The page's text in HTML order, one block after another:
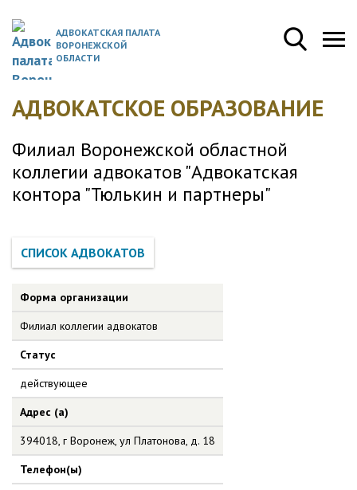
АДВОКАТСКАЯ ПАЛАТА
ВОРОНЕЖСКОЙ
ОБЛАСТИ
АДВОКАТСКОЕ ОБРАЗОВАНИЕ
Филиал Воронежской областной
коллегии адвокатов "Адвокатская
контора "Тюлькин и партнеры"
Форма организации
Филиал коллегии адвокатов
Статус
действующее
Адрес (а)
394018, г Воронеж, ул Платонова, д. 18
Телефон(ы)